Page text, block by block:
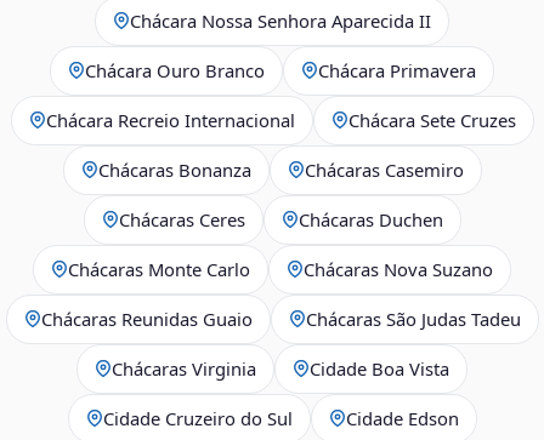
Chácara Nossa Senhora Aparecida II
Chácara Ouro Branco Chácara Primavera
Chácara Recreio Internacional Chácara Sete Cruzes
Chácaras Bonanza Chácaras Casemiro
Chácaras Ceres Chácaras Duchen
Chácaras Monte Carlo Chácaras Nova Suzano
Chácaras Reunidas Guaio Chácaras São Judas Tadeu
Chácaras Virginia Cidade Boa Vista
Cidade Cruzeiro do Sul Cidade Edson